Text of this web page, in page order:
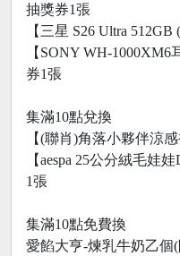
抽獎券1張
【三星 S26 Ultra
【SONY WH-
券1張
集滿10點兌換
【(聯肖)角落小夥伴涼
【aespa 25公分絨毛娃
1張
集滿10點免費換
愛餡大亨-煉乳牛奶乙個